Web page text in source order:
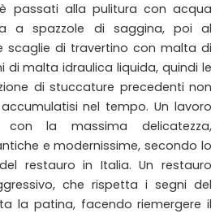
passati alla pulitura con acqua
a spazzole di saggina, poi al
scaglie di travertino con malta di
di malta idraulica liquida, quindi le
di stuccature precedenti non
nel tempo. Un lavoro
con la massima delicatezza,
e modernissime, secondo lo
restauro in Italia. Un restauro
che rispetta i segni del
la patina, facendo riemergere il